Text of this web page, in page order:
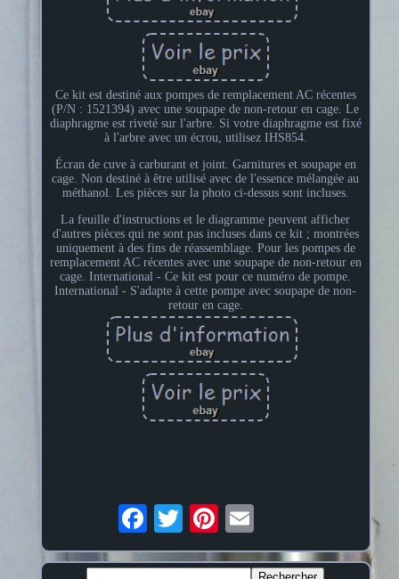
Ce kit est destiné aux pompes de remplacement AC récentes
(P/N : 1521394) avec une soupape de non-retour en cage. Le
diaphragme est riveté sur l'arbre. Si votre diaphragme est fixé
à l'arbre avec un écrou, utilisez IHS854.
Écran de cuve à carburant et joint. Garnitures et soupape en
cage. Non destiné à être utilisé avec de l'essence mélangée au
méthanol. Les pièces sur la photo ci-dessus sont incluses.
La feuille d'instructions et le diagramme peuvent afficher
d'autres pièces qui ne sont pas incluses dans ce kit ; montrées
uniquement à des fins de réassemblage. Pour les pompes de
remplacement AC récentes avec une soupape de non-retour en
cage. International - Ce kit est pour ce numéro de pompe.
International - S'adapte à cette pompe avec soupape de non-
retour en cage.